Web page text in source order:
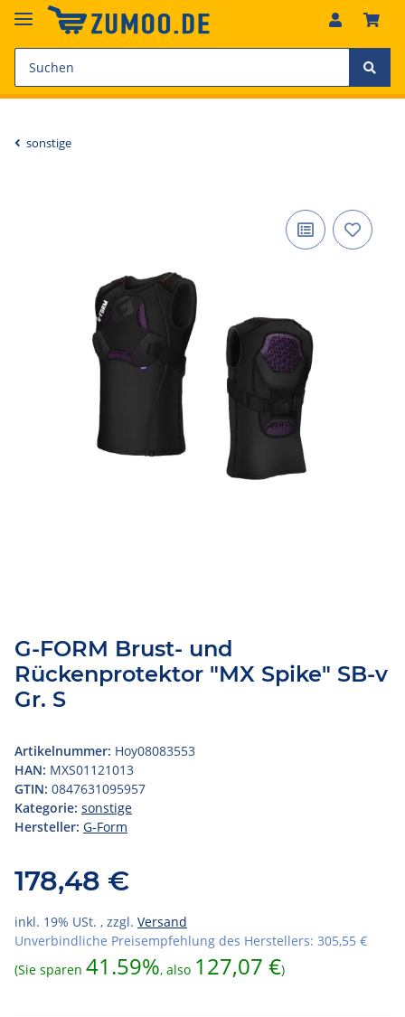
sonstige
G-FORM Brust- und
Rückenprotektor "MX Spike" SB-v
Gr. S
Artikelnummer: Hoy08083553
HAN: MXS01121013
GTIN: 0847631095957
Kategorie: sonstige
Hersteller: G-Form
178,48 €
inkl. 19% USt. , zzgl. Versand
Unverbindliche Preisempfehlung des Herstellers: 305,55 €
(Sie sparen 41.59%, also 127,07 €)